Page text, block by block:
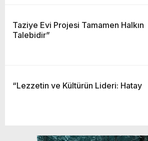
Taziye Evi Projesi Tamamen Halkın
Talebidir”
“Lezzetin ve Kültürün Lideri: Hatay